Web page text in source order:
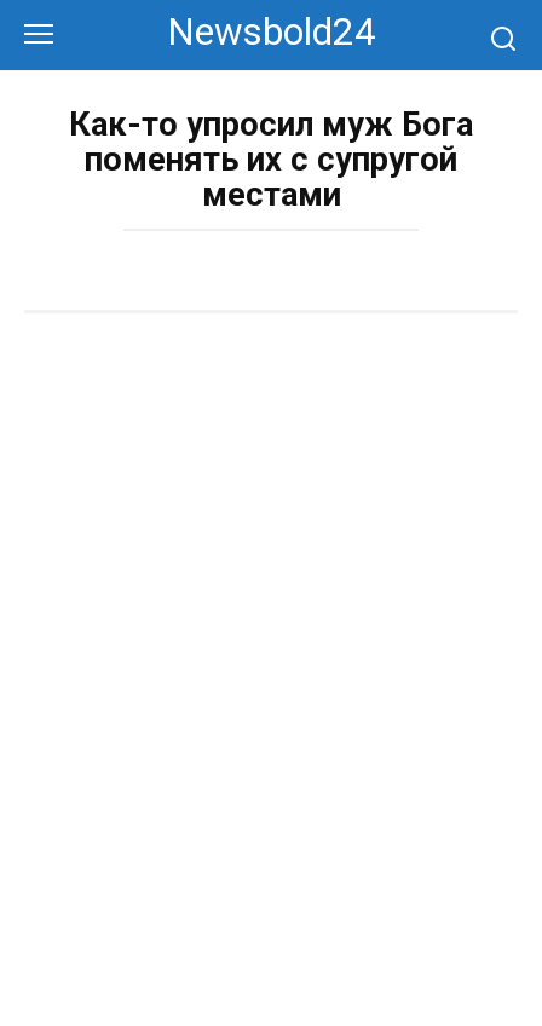
контенту
Newsbold24
Как-то упросил муж Бога
поменять их с супругой
местами